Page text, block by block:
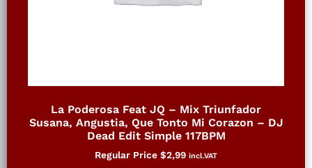
La Poderosa Feat JQ – Mix Triunfador
Susana, Angustia, Que Tonto Mi Corazon – DJ
Dead Edit Simple 117BPM
Regular Price $2,99 incl.VAT